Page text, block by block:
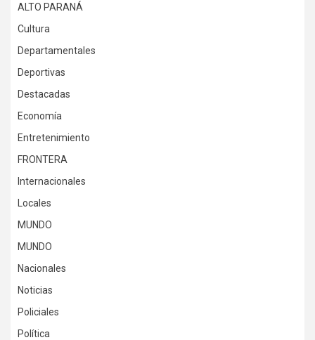
ALTO PARANÁ
Cultura
Departamentales
Deportivas
Destacadas
Economía
Entretenimiento
FRONTERA
Internacionales
Locales
MUNDO
MUNDO
Nacionales
Noticias
Policiales
Política